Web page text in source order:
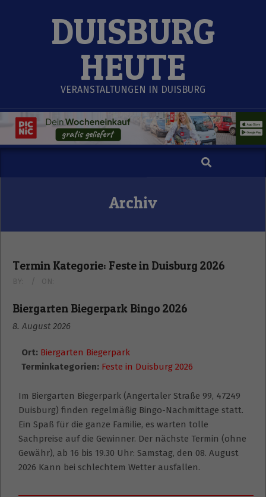
DUISBURG
HEUTE
VERANSTALTUNGEN IN DUISBURG
Search
Archiv
Termin Kategorie: Feste in Duisburg 2026
BY: ON:
Biergarten Biegerpark Bingo 2026
8. August 2026
Ort: Biergarten Biegerpark
Terminkategorien: Feste in Duisburg 2026
Im Biergarten Biegerpark (Angertaler Straße 99, 47249
Duisburg) finden regelmäßig Bingo-Nachmittage statt.
Ein Spaß für die ganze Familie, es warten tolle
Sachpreise auf die Gewinner. Der nächste Termin (ohne
Gewähr), ab 16 bis 19.30 Uhr: Samstag, den 08. August
2026 Kann bei schlechtem Wetter ausfallen.